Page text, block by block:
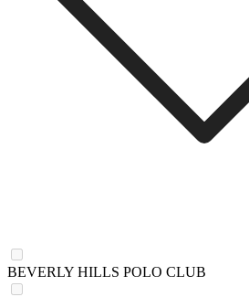
BEVERLY HILLS POLO CLUB